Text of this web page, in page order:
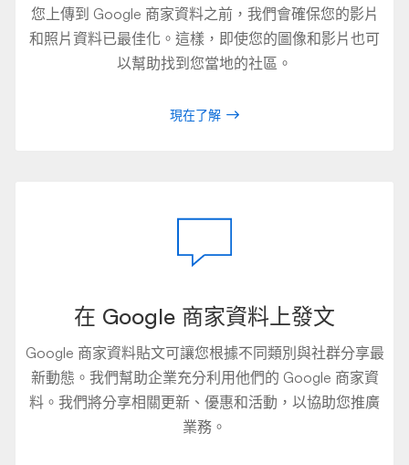
您上傳到 Google 商家資料之前，我們會確保您的影片
和照片資料已最佳化。這樣，即使您的圖像和影片也可
以幫助找到您當地的社區。
現在了解
在 Google 商家資料上發文
Google 商家資料貼文可讓您根據不同類別與社群分享最
新動態。我們幫助企業充分利用他們的 Google 商家資
料。我們將分享相關更新、優惠和活動，以協助您推廣
業務。